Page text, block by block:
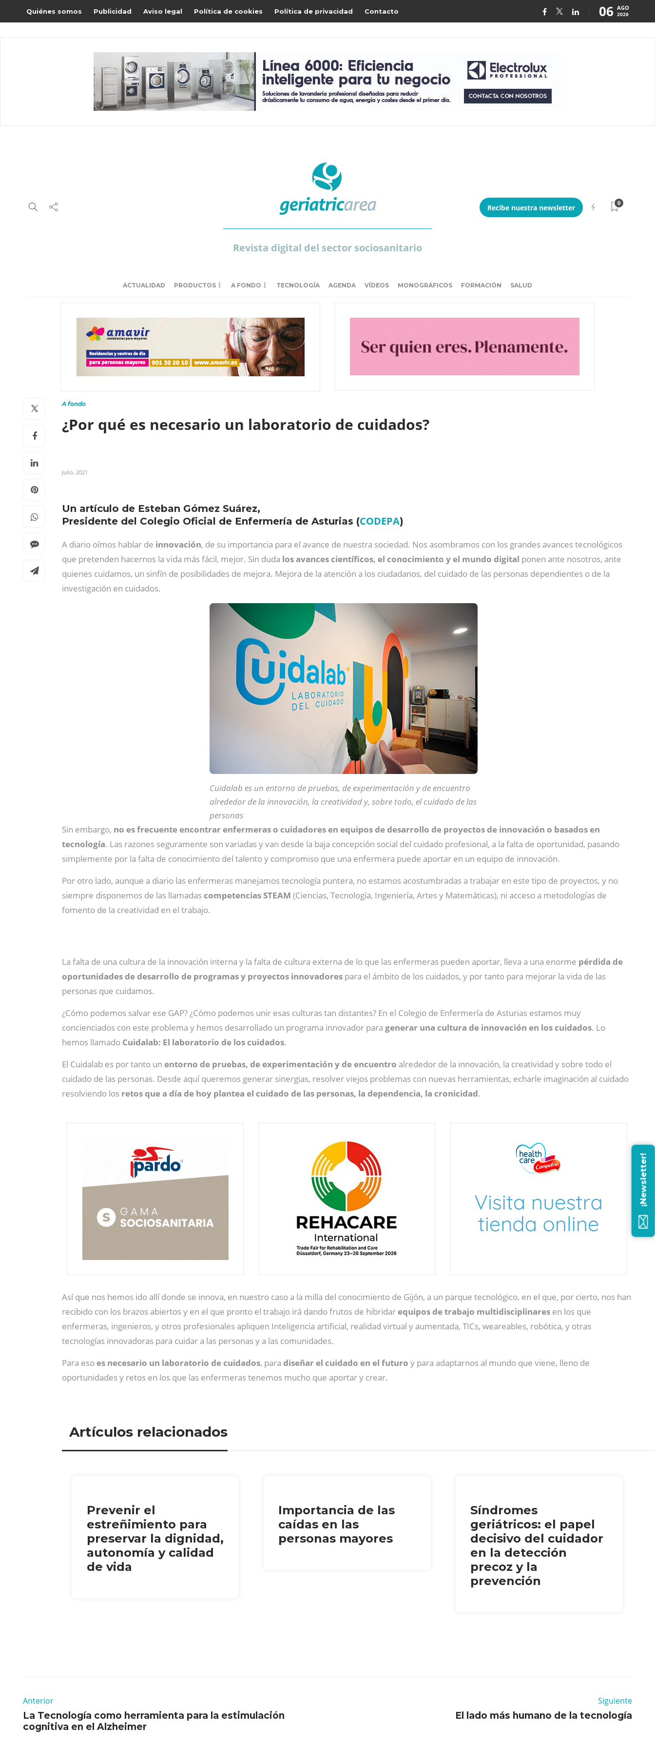
Quiénes somos Publicidad Aviso legal Política de cookies Política de privacidad Contacto 06 AGO
2026
Revista digital del sector sociosanitario
Recibe nuestra newsletter
0
ACTUALIDAD PRODUCTOS A FONDO TECNOLOGÍA AGENDA VÍDEOS MONOGRÁFICOS FORMACIÓN SALUD
A fondo
¿Por qué es necesario un laboratorio de cuidados?
Julio, 2021
Un artículo de Esteban Gómez Suárez,
Presidente del Colegio Oficial de Enfermería de Asturias (CODEPA)
A diario oímos hablar de innovación, de su importancia para el avance de nuestra sociedad. Nos asombramos con los grandes avances tecnológicos
que pretenden hacernos la vida más fácil, mejor. Sin duda los avances científicos, el conocimiento y el mundo digital ponen ante nosotros, ante
quienes cuidamos, un sinfín de posibilidades de mejora. Mejora de la atención a los ciudadanos, del cuidado de las personas dependientes o de la
investigación en cuidados.
Cuidalab es un entorno de pruebas, de experimentación y de encuentro
alrededor de la innovación, la creatividad y, sobre todo, el cuidado de las
personas
Sin embargo, no es frecuente encontrar enfermeras o cuidadores en equipos de desarrollo de proyectos de innovación o basados en
tecnología. Las razones seguramente son variadas y van desde la baja concepción social del cuidado profesional, a la falta de oportunidad, pasando
simplemente por la falta de conocimiento del talento y compromiso que una enfermera puede aportar en un equipo de innovación.
Por otro lado, aunque a diario las enfermeras manejamos tecnología puntera, no estamos acostumbradas a trabajar en este tipo de proyectos, y no
siempre disponemos de las llamadascompetencias STEAM (Ciencias, Tecnología, Ingeniería, Artes y Matemáticas), ni acceso a metodologías de
fomento de la creatividad en el trabajo.
La falta de una cultura de la innovación interna y la falta de cultura externa de lo que las enfermeras pueden aportar, lleva a una enorme pérdida de
oportunidades de desarrollo de programas y proyectos innovadores para el ámbito de los cuidados, y por tanto para mejorar la vida de las
personas que cuidamos.
¿Cómo podemos salvar ese GAP? ¿Cómo podemos unir esas culturas tan distantes? En el Colegio de Enfermería de Asturias estamos muy
concienciados con este problema y hemos desarrollado un programa innovador para generar una cultura de innovación en los cuidados. Lo
hemos llamado Cuidalab: El laboratorio de los cuidados.
El Cuidalab es por tanto un entorno de pruebas, de experimentación y de encuentro alrededor de la innovación, la creatividad y sobre todo el
cuidado de las personas. Desde aquí queremos generar sinergias, resolver viejos problemas con nuevas herramientas, echarle imaginación al cuidado
resolviendo los retos que a día de hoy plantea el cuidado de las personas, la dependencia, la cronicidad.
Así que nos hemos ido allí donde se innova, en nuestro caso a la milla del conocimiento de Gijón, a un parque tecnológico, en el que, por cierto, nos han
recibido con los brazos abiertos y en el que pronto el trabajo irá dando frutos de hibridarequipos de trabajo multidisciplinares en los que
enfermeras, ingenieros, y otros profesionales apliquen Inteligencia artificial, realidad virtual y aumentada, TICs, weareables, robótica, y otras
tecnologías innovadoras para cuidar a las personas y a las comunidades.
Para esoes necesario un laboratorio de cuidados, para diseñar el cuidado en el futuro y para adaptarnos al mundo que viene, lleno de
oportunidades y retos en los que las enfermeras tenemos mucho que aportar y crear.
Artículos relacionados
Prevenir el
estreñimiento para
preservar la dignidad,
autonomía y calidad
de vida
Importancia de las
caídas en las
personas mayores
Síndromes
geriátricos: el papel
decisivo del cuidador
en la detección
precoz y la
prevención
Anterior
La Tecnología como herramienta para la estimulación
cognitiva en el Alzheimer
Siguiente
El lado más humano de la tecnología
¡Newsletter!